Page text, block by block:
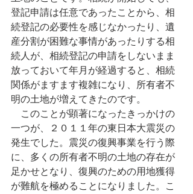
登記申請は任意であったことから、相
続登記の必要性を感じなかったり、遺
産分割が困難な事情があったりする相
続人が、相続登記の申請をしないまま
放っておいて年月が経過すると、相続
関係がますます複雑になり、所有者不
明の土地が増えてきたのです。
このことが顕著になったきっかけの
一つが、２０１１年の東日本大震災の
発生でした。震災の復興事業を行う際
に、多くの所有者不明の土地の存在が
足かせとなり、復興のための用地獲得
が難航を極めることになりました。こ